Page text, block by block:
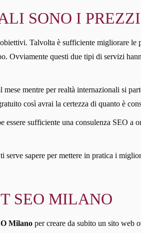
SONO I PREZZI
Talvolta è sufficiente migliorare le
Ovviamente questi due tipi di servizi
mentre per realtà internazionali si
così avrai la certezza di quanto è
sufficiente una consulenza SEO a
sapere per mettere in pratica i
SEO MILANO
Milano per creare da subito un sito web